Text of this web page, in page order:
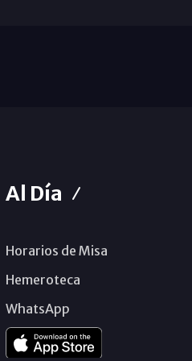
Al Día
Horarios de Misa
Hemeroteca
WhatsApp